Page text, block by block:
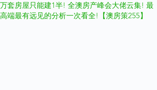
万套房屋只能建1半! 全澳房产峰会大佬云集! 最
高端最有远见的分析一次看全!【澳房策255】